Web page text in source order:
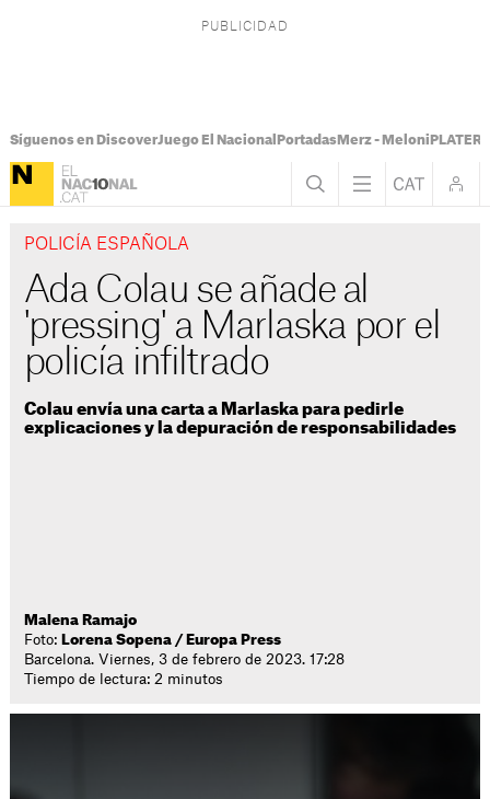
Síguenos en DiscoverJuego El Nacional PortadasMerz - Meloni
POLICÍA ESPAÑOLA
Ada Colau se añade al
'pressing' a Marlaska por el
policía infiltrado
Colau envía una carta a Marlaska para pedirle
explicaciones y la depuración de responsabilidades
Malena Ramajo
Foto: Lorena Sopena / Europa Press
Barcelona. Viernes, 3 de febrero de 2023. 17:28
Tiempo de lectura: 2 minutos